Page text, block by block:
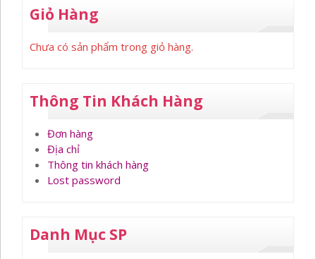
Giỏ Hàng
Chưa có sản phẩm trong giỏ hàng.
Thông Tin Khách Hàng
Đơn hàng
Địa chỉ
Thông tin khách hàng
Lost password
Danh Mục SP